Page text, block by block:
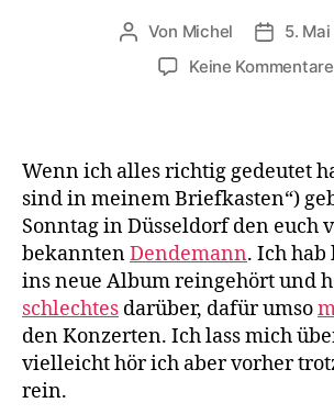
Beitragsautor
Von Michel
5.
Keine Kommentare
Wenn ich alles richtig gedeutet
sind in meinem Briefkasten“)
Sonntag in Düsseldorf den euch
bekanntenDendemann. Ich
ins neue Album reingehört und
schlechtes darüber, dafür umso
den Konzerten. Ich lass mich
vielleicht hör ich aber vorher
rein.